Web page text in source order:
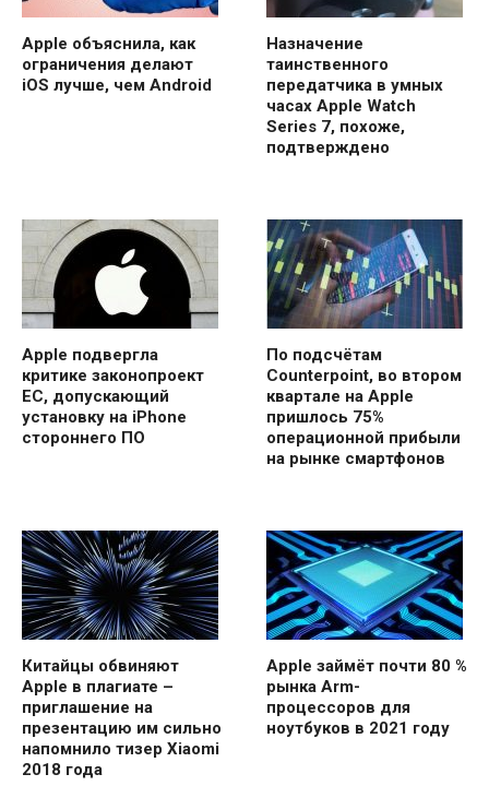
Apple объяснила, как
ограничения делают
iOS лучше, чем Android
Назначение
таинственного
передатчика в умных
часах Apple Watch
Series 7, похоже,
подтверждено
Apple подвергла
критике законопроект
ЕС, допускающий
установку на iPhone
стороннего ПО
По подсчётам
Counterpoint, во втором
квартале на Apple
пришлось 75%
операционной прибыли
на рынке смартфонов
Китайцы обвиняют
Apple в плагиате –
приглашение на
презентацию им сильно
напомнило тизер Xiaomi
2018 года
Apple займёт почти 80 %
рынка Arm-
процессоров для
ноутбуков в 2021 году